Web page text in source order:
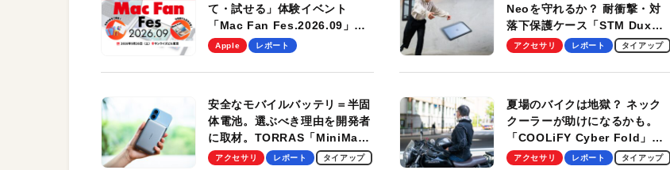
て・試せる」体験イベント
「Mac Fan Fes.2026.09」
を、9月26日（土）に開催しま
Apple レポート
Neoを守れるか？ 耐衝撃・対
落下保護ケース「STM Dux
Ultra」を検証。学生、ビジネ
適！
アクセサリ レポート タイアップ
安全なモバイルバッテリ＝半固
体電池。選ぶべき理由を開発者
に取材。TORRAS「MiniMag
Pro」の実機レビューも
アクセサリ レポート タイアップ
夏場のバイクは地獄？ ネック
クーラーが助けになるかも。
「COOLiFY Cyber Fold」レ
ビュー。冷却の速さ、密着する
アクセサリ レポート タイアップ